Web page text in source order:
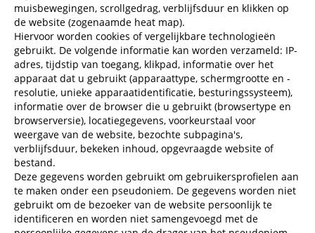
muisbewegingen, scrollgedrag, verblijfsduur en klikken op
de website (zogenaamde heat map).
Hiervoor worden cookies of vergelijkbare technologieën
gebruikt. De volgende informatie kan worden verzameld: IP-
adres, tijdstip van toegang, klikpad, informatie over het
apparaat dat u gebruikt (apparaattype, schermgrootte en -
resolutie, unieke apparaatidentificatie, besturingssysteem),
informatie over de browser die u gebruikt (browsertype en
browserversie), locatiegegevens, voorkeurstaal voor
weergave van de website, bezochte subpagina's,
verblijfsduur, bekeken inhoud, opgevraagde website of
bestand.
Deze gegevens worden gebruikt om gebruikersprofielen aan
te maken onder een pseudoniem. De gegevens worden niet
gebruikt om de bezoeker van de website persoonlijk te
identificeren en worden niet samengevoegd met de